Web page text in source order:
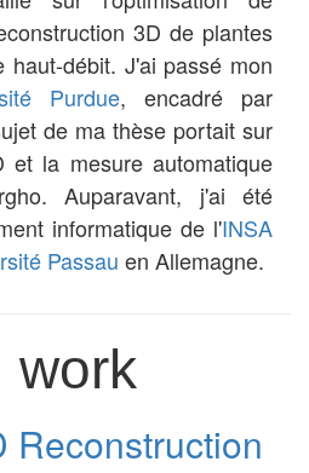
3D de plantes
haut-débit. J'ai passé mon
Purdue, encadré par
de ma thèse portait sur
et la mesure automatique
Auparavant, j'ai été
informatique de l'INSA
Passau en Allemagne.
work
Reconstruction